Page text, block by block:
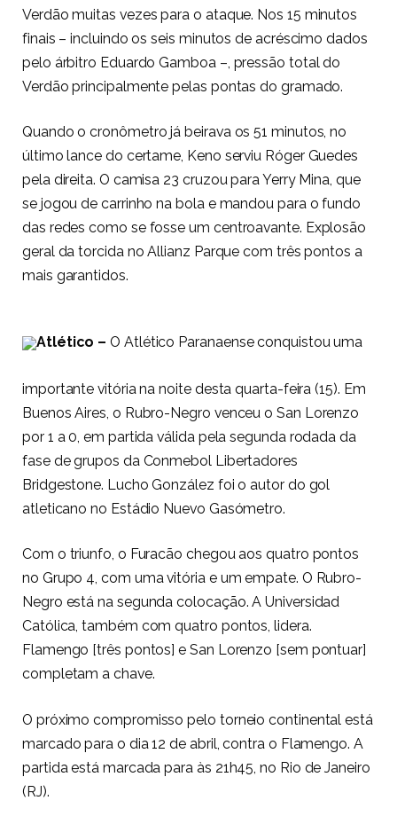
Verdão muitas vezes para o ataque. Nos 15 minutos
finais – incluindo os seis minutos de acréscimo dados
pelo árbitro Eduardo Gamboa –, pressão total do
Verdão principalmente pelas pontas do gramado.
Quando o cronômetro já beirava os 51 minutos, no
último lance do certame, Keno serviu Róger Guedes
pela direita. O camisa 23 cruzou para Yerry Mina, que
se jogou de carrinho na bola e mandou para o fundo
das redes como se fosse um centroavante. Explosão
geral da torcida no Allianz Parque com três pontos a
mais garantidos.
Atlético –O Atlético Paranaense conquistou uma
importante vitória na noite desta quarta-feira (15). Em
Buenos Aires, o Rubro-Negro venceu o San Lorenzo
por 1 a 0, em partida válida pela segunda rodada da
fase de grupos da Conmebol Libertadores
Bridgestone. Lucho González foi o autor do gol
atleticano no Estádio Nuevo Gasómetro.
Com o triunfo, o Furacão chegou aos quatro pontos
no Grupo 4, com uma vitória e um empate. O Rubro-
Negro está na segunda colocação. A Universidad
Católica, também com quatro pontos, lidera.
Flamengo [três pontos] e San Lorenzo [sem pontuar]
completam a chave.
O próximo compromisso pelo torneio continental está
marcado para o dia 12 de abril, contra o Flamengo. A
partida está marcada para às 21h45, no Rio de Janeiro
(RJ).